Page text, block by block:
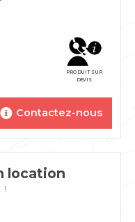
PRODUIT SUR
DEVIS
Contactez-nous
location
!